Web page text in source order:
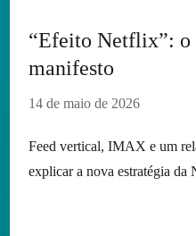
“Efeito Netflix”: o
manifesto
14 de maio de 2026
Feed vertical, IMAX e um
explicar a nova estratégia da